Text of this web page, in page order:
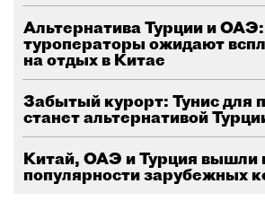
Альтернатива Турции и ОАЭ:
туроператоры ожидают
на отдых в Китае
Забытый курорт: Тунис для
станет альтернативой
Китай, ОАЭ и Турция вышли
популярности зарубежных